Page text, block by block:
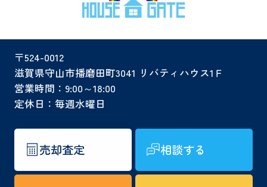
〒524-0012
滋賀県守山市播磨田町3041 リバティハウス1Ｆ
営業時間：9:00～18:00
定休日：毎週水曜日
売却査定 相談する